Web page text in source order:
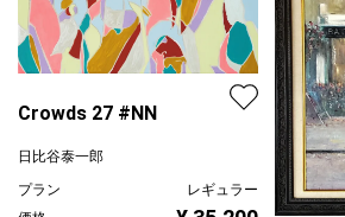
Crowds 27 #NN
日比谷泰一郎
プラン
レギュラー